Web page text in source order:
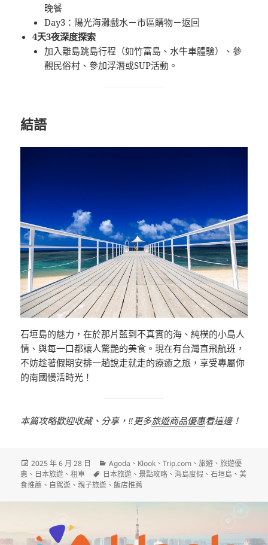
晚餐
Day3：陽光海灘戲水－市區購物－返回
4天3夜深度探索
加入離島跳島行程（如竹富島、水牛車體驗）、參
觀民俗村、參加浮潛或SUP活動。
結語
石垣島的魅力，在於那片藍到不真實的海、純樸的小島人
情、與每一口都讓人驚艷的美食。現在有台灣直飛航班，
不妨趁著假期安排一趟說走就走的療癒之旅，享受專屬你
的南國慢活時光！
本篇攻略歡迎收藏、分享，‼️更多旅遊商品優惠看這邊！
發
佈
日
2025 年 6 月 28 日
分
類
Agoda 、 Klook 、Trip.com 、旅遊 、旅遊優
惠 、 日本旅遊 、租車
標
籤
日本旅遊 、景點攻略 、海島度假 、石垣島 、美
食推薦 、 自駕遊 、親子旅遊 、飯店推薦